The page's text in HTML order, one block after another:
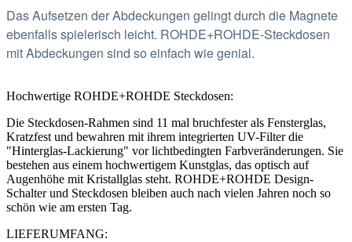
Das Aufsetzen der Abdeckungen gelingt durch die Magnete
ebenfalls spielerisch leicht. ROHDE+ROHDE-Steckdosen
mit Abdeckungen sind so einfach wie genial.
Hochwertige ROHDE+ROHDE Steckdosen:
Die Steckdosen-Rahmen sind 11 mal bruchfester als Fensterglas,
Kratzfest und bewahren mit ihrem integrierten UV-Filter die
"Hinterglas-Lackierung" vor lichtbedingten Farbveränderungen. Sie
bestehen aus einem hochwertigem Kunstglas, das optisch auf
Augenhöhe mit Kristallglas steht. ROHDE+ROHDE Design-
Schalter und Steckdosen bleiben auch nach vielen Jahren noch so
schön wie am ersten Tag.
LIEFERUMFANG: